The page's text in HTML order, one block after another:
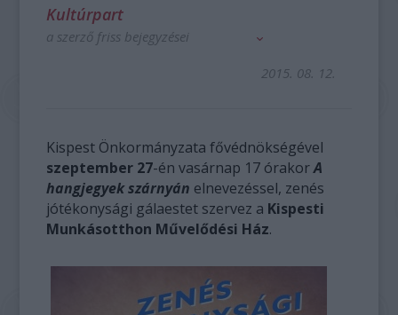
Kultúrpart
a szerző friss bejegyzései
2015. 08. 12.
Kispest Önkormányzata fővédnökségével
szeptember 27-én vasárnap 17 órakorA
hangjegyek szárnyán elnevezéssel, zenés
jótékonysági gálaestet szervez a Kispesti
Munkásotthon Művelődési Ház.